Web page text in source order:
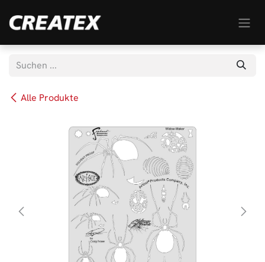
Alle Produkte